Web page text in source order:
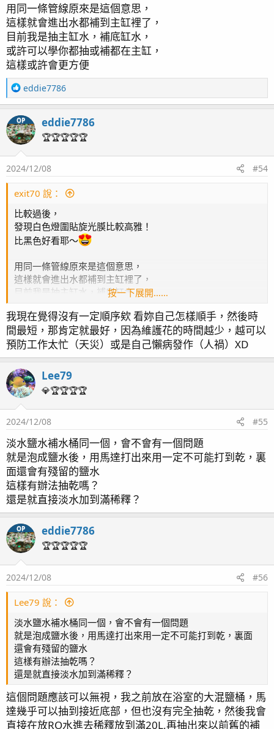
奧勒岡關燈之後才會出毛
澳洲綠長支是這個關燈後沒有差異
看起來很像什麼電腦設備 XD
5/11更新
這是我魚缸目前的現況從燈光的App中新增了幾個情景模
式 除了平常害怕光害使用的直接減弱到15 %強度 再來就
是這個以白光為主的維護模式也可以拿來拍照就可以很準
確的呈現肉眼看到的顏色。
自從開始滴定陰陽離子之後珊瑚的顏色就變得比較濃郁還
蠻明顯的
已經黏在石頭上的綠色DG 幾乎已經無法移除了
彩虹裂片的出毛狀況也相當不錯保底的情況也更好
櫻花的出毛，終於變成粉紅色的，背面的部分比較白，所
以特地轉過來曬
皇冠應該會是下一個爆發性成長的珊瑚
燈光模式調整好之後白光下的奧勒岡真的蠻漂亮的
米粉們
背著蟹老闆的寄居蟹，所以可以叫他蟹蟹老闆囉XD
同場加映女兒女兒指定的酷洛米蟹
中二動漫風的氛圍不能少
用同一條管線原來是這個意思，
這樣就會進出水都補到主缸裡了，
目前我是抽主缸水，補底缸水，
或許可以學你都抽或補都在主缸，
這樣或許會更方便
R
e
c
t
i
o
n
：
eddie7786
OP eddie7786
🏆🏆🏆🏆🏆
2024/12/08 #54
exit70 說：
比較過後，
發現白色燈圍貼旋光膜比較高雅！
比黑色好看耶～
用同一條管線原來是這個意思，
這樣就會進出水都補到主缸裡了，
目前我是抽主缸水，補底缸水，
這樣或許會更方便
按一下展開……
我現在覺得沒有一定順序欸 看妳自己怎樣順手，然後時
間最短，那肯定就最好，因為維護花的時間越少，越可以
預防工作太忙（天災）或是自己懶病發作（人禍）XD
Lee79
💎🏆🏆🏆🏆
2024/12/08 #55
淡水鹽水補水桶同一個，會不會有一個問題
就是泡成鹽水後，用馬達打出來用一定不可能打到乾，裏
面還會有殘留的鹽水
這樣有辦法抽乾嗎？
還是就直接淡水加到滿稀釋？
OP eddie7786
🏆🏆🏆🏆🏆
2024/12/08 #56
Lee79 說：
淡水鹽水補水桶同一個，會不會有一個問題
就是泡成鹽水後，用馬達打出來用一定不可能打到乾，裏面
還會有殘留的鹽水
這樣有辦法抽乾嗎？
還是就直接淡水加到滿稀釋？
這個問題應該可以無視，我之前放在浴室的大混鹽桶，馬
達幾乎可以抽到接近底部，但也沒有完全抽乾，然後我會
直接在放RO水進去稀釋放到滿20L,再抽出來以前舊的補